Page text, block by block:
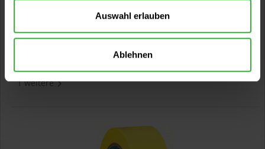
Auswahl erlauben
Ablehnen
33 m x 9 mm 18,99 €
0,58 € / 1 Meter
1 weitere